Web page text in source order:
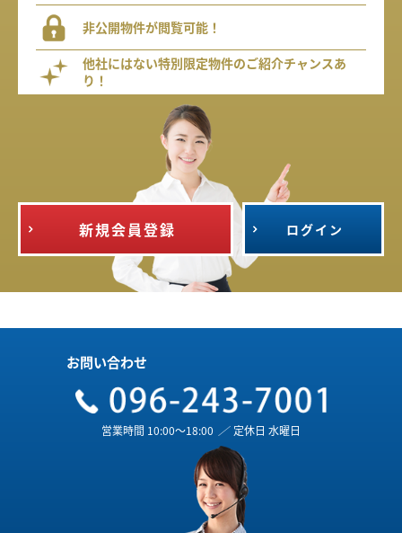
非公開物件が閲覧可能！
他社にはない特別限定物件のご紹介チャンスあ
り！
新規会員登録 ログイン
お問い合わせ
営業時間 10:00～18:00 ／ 定休日 水曜日